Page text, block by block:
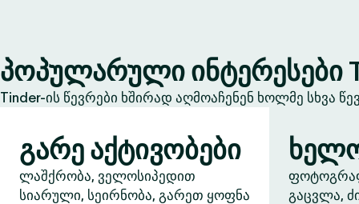
პოპულარული ინტერესები
Tinder-ის წევრები ხშირად აღმოაჩენენ ხოლმე სხვა
გარე აქტივობები
ლაშქრობა, ველოსიპედით
სიარული, სეირნობა, გარეთ ყოფნა
გაცვლა,